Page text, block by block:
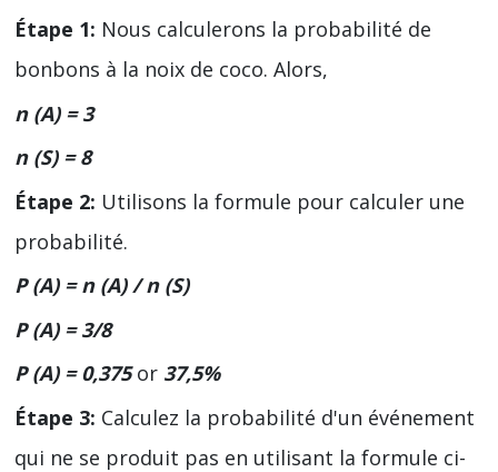
Étape 1: Nous calculerons la probabilité de
bonbons à la noix de coco. Alors,
n (A) = 3
n (S) = 8
Étape 2: Utilisons la formule pour calculer une
probabilité.
P (A) = n (A) / n (S)
P (A) = 3/8
P (A) = 0,375or 37,5%
Étape 3: Calculez la probabilité d'un événement
qui ne se produit pas en utilisant la formule ci-